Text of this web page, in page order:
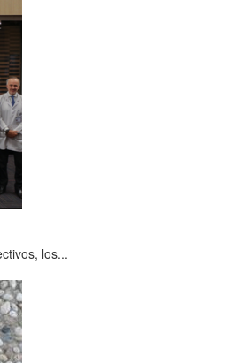
los...